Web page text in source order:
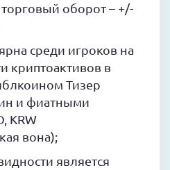
оборот – +/-
среди игроков на
криптоактивов в
Тизер
и фиатными
KRW
вона);
является